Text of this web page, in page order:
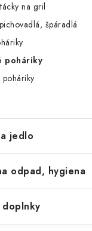
na gril
špáradlá
poháriky
jedlo
odpad, hygiena
doplnky